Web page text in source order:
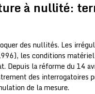
à nullité:
des nullités. Les
les conditions
Depuis la réforme du 14
des interrogatoires
de la mesure.